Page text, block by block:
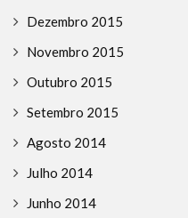
Dezembro 2015
Novembro 2015
Outubro 2015
Setembro 2015
Agosto 2014
Julho 2014
Junho 2014